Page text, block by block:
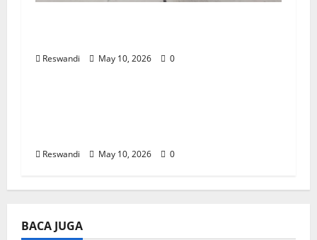
Reswandi May 10, 2026 0
Balangan
Reswandi May 10, 2026 0
BACA JUGA